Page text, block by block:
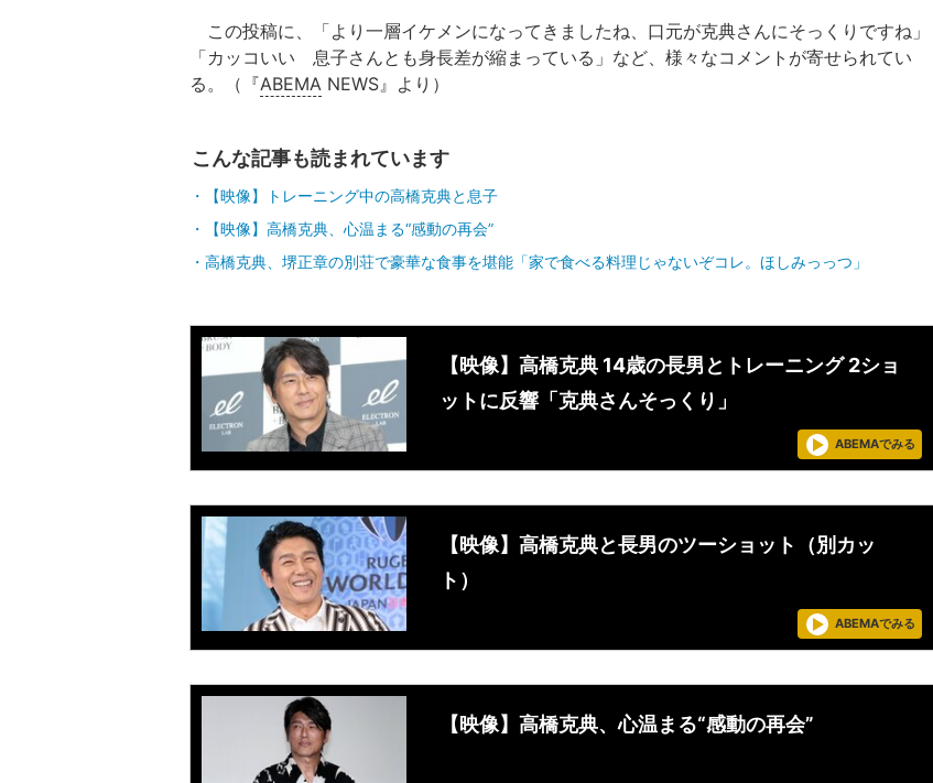
この投稿に、「より一層イケメンになってきましたね、口元が克典さんにそっくりですね」
「カッコいい 息子さんとも身長差が縮まっている」など、様々なコメントが寄せられてい
る。（『ABEMA NEWS』より）
こんな記事も読まれています
【映像】トレーニング中の高橋克典と息子
【映像】高橋克典、心温まる“感動の再会”
高橋克典、堺正章の別荘で豪華な食事を堪能「家で食べる料理じゃないぞコレ。ほしみっっつ」
【映像】高橋克典 14歳の長男とトレーニング 2ショ
ットに反響「克典さんそっくり」
ABEMAでみる
【映像】高橋克典と長男のツーショット（別カッ
ト）
ABEMAでみる
【映像】高橋克典、心温まる“感動の再会”